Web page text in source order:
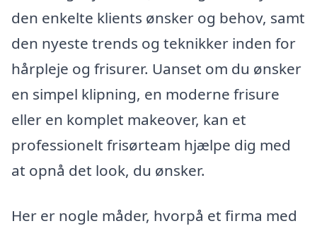
den enkelte klients ønsker og behov, samt
den nyeste trends og teknikker inden for
hårpleje og frisurer. Uanset om du ønsker
en simpel klipning, en moderne frisure
eller en komplet makeover, kan et
professionelt frisørteam hjælpe dig med
at opnå det look, du ønsker.
Her er nogle måder, hvorpå et firma med